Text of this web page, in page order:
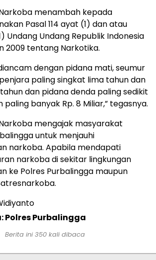
menambah kepada
Pasal 114 ayat (1) dan atau
Undang Undang Republik Indonesia
2009 tentang Narkotika.
dengan pidana mati, seumur
paling singkat lima tahun dan
dan pidana denda paling sedikit
paling banyak Rp. 8 Miliar,” tegasnya.
mengajak masyarakat
untuk menjauhi
narkoba. Apabila mendapati
narkoba di sekitar lingkungan
ke Polres Purbalingga maupun
Polres Purbalingga
Berita ini 350kali dibaca